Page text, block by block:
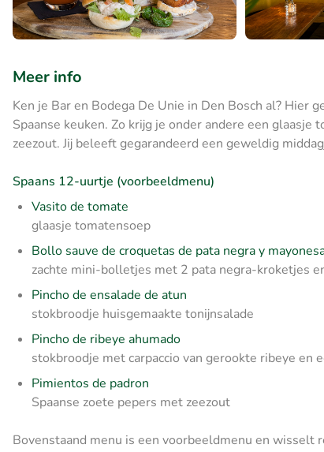
Meer info
Ken je Bar en Bodega De Unie in Den Bosch al?
Spaanse keuken. Zo krijg je onder andere een
zeezout. Jij beleeft gegarandeerd een geweldig
Spaans 12-uurtje (voorbeeldmenu)
Vasito de tomate
glaasje tomatensoep
Bollo sauve de croquetas de pata negra y
zachte mini-bolletjes met 2 pata negra-kroketjes
Pincho de ensalade de atun
stokbroodje huisgemaakte tonijnsalade
Pincho de ribeye ahumado
stokbroodje met carpaccio van gerookte ribeye en
Pimientos de padron
Spaanse zoete pepers met zeezout
Bovenstaand menu is een voorbeeldmenu en wisselt